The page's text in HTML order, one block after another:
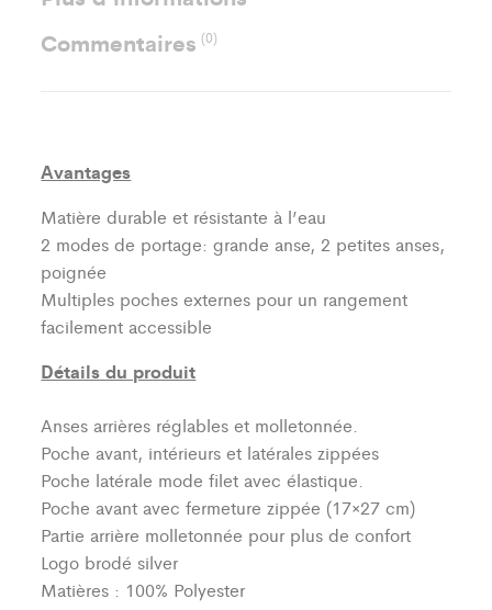
Commentaires(0)
Avantages
Matière durable et résistante à l’eau
2 modes de portage: grande anse, 2 petites anses,
poignée
Multiples poches externes pour un rangement
facilement accessible
Détails du produit
Anses arrières réglables et molletonnée.
Poche avant, intérieurs et latérales zippées
Poche latérale mode filet avec élastique.
Poche avant avec fermeture zippée (17×27 cm)
Partie arrière molletonnée pour plus de confort
Logo brodé silver
Matières : 100% Polyester